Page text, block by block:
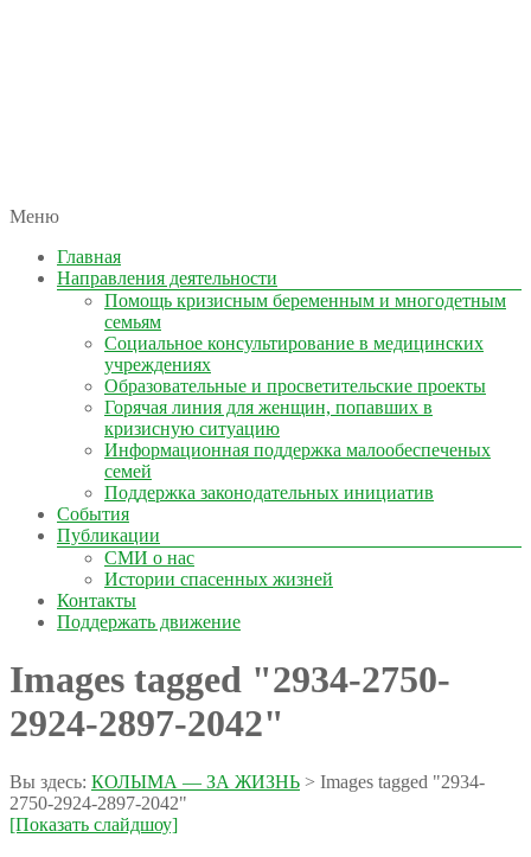
КОЛЫМА — ЗА ЖИЗНЬ
автономная некоммерческая организация
Меню
Главная
Направления деятельности
Помощь кризисным беременным и многодетным
семьям
Социальное консультирование в медицинских
учреждениях
Образовательные и просветительские проекты
Горячая линия для женщин, попавших в
кризисную ситуацию
Информационная поддержка малообеспеченых
семей
Поддержка законодательных инициатив
События
Публикации
СМИ о нас
Истории спасенных жизней
Контакты
Поддержать движение
Images tagged "2934-2750-
2924-2897-2042"
Вы здесь: КОЛЫМА — ЗА ЖИЗНЬ > Images tagged "2934-
2750-2924-2897-2042"
[Показать слайдшоу]